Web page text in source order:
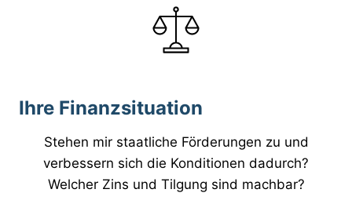
Ihre Finanzsituation
Stehen mir staatliche Förderungen zu und
verbessern sich die Konditionen dadurch?
Welcher Zins und Tilgung sind machbar?